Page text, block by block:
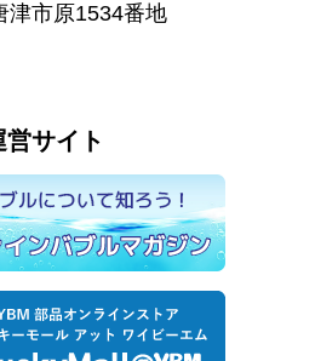
市原1534番地
営サイト